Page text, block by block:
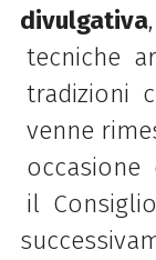
divulgativa
tecniche
tradizioni
venne
occasione
il